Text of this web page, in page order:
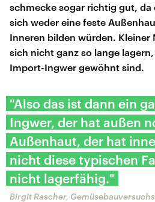
schmecke sogar richtig gut, da
sich weder eine feste
Inneren bilden würden. Kleiner
sich nicht ganz so lange
Import-Ingwer gewöhnt sind.
"Also das ist dann ein
Ingwer, der hat außen
Außenhaut, der hat
nicht diese typischen
nicht lagerfähig."
Birgit Rascher,